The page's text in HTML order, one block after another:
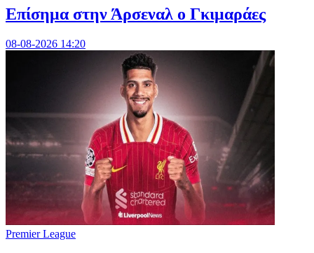
Επίσημα στην Άρσεναλ ο Γκιμαράες
08-08-2026 14:20
Premier League